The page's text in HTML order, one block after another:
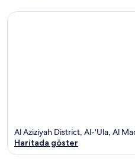
Al Aziziyah District, Al-'Ula, Al
Haritada göster